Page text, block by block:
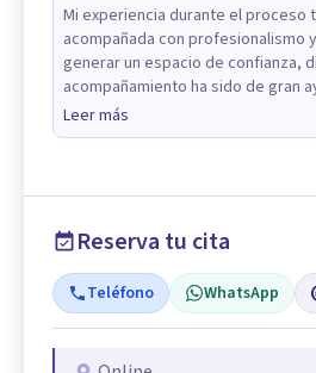
Mi experiencia durante el proceso
acompañada con profesionalismo
generar un espacio de confianza,
acompañamiento ha sido de gran
Leer más
Reserva tu cita
Teléfono WhatsApp